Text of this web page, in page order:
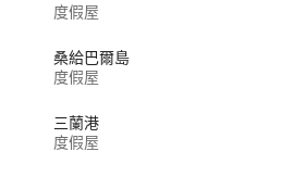
度假屋
桑給巴爾島
度假屋
三蘭港
度假屋